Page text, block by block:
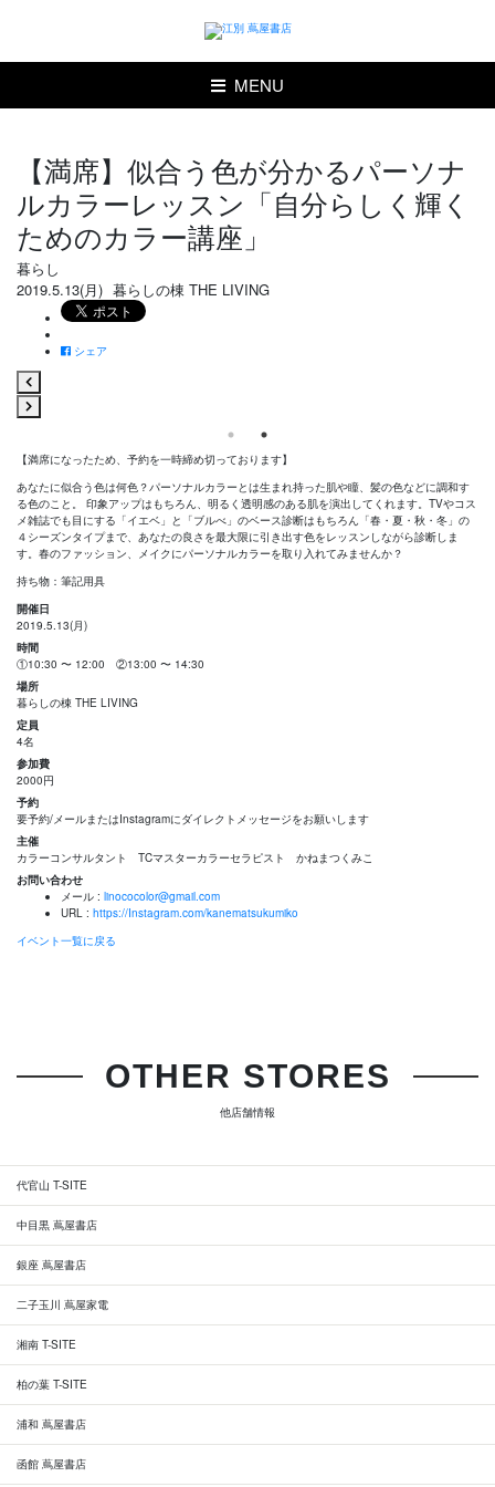
MENU
【満席】似合う色が分かるパーソナ
ルカラーレッスン「自分らしく輝く
ためのカラー講座」
暮らし
2019.5.13(月) 暮らしの棟 THE LIVING
シェア
【満席になったため、予約を一時締め切っております】
あなたに似合う色は何色？パーソナルカラーとは生まれ持った肌や瞳、髪の色などに調和す
る色のこと。 印象アップはもちろん、明るく透明感のある肌を演出してくれます。TVやコス
メ雑誌でも目にする「イエベ」と「ブルべ」のベース診断はもちろん「春・夏・秋・冬」の
４シーズンタイプまで、あなたの良さを最大限に引き出す色をレッスンしながら診断しま
す。春のファッション、メイクにパーソナルカラーを取り入れてみませんか？
持ち物：筆記用具
開催日
2019.5.13(月)
時間
①10:30 〜 12:00 ②13:00 〜 14:30
場所
暮らしの棟 THE LIVING
定員
4名
参加費
2000円
予約
要予約/メールまたはInstagramにダイレクトメッセージをお願いします
主催
カラーコンサルタント TCマスターカラーセラピスト かねまつくみこ
お問い合わせ
メール : linococolor@gmail.com
URL : https://Instagram.com/kanematsukumiko
イベント一覧に戻る
OTHER STORES
他店舗情報
代官山 T-SITE
中目黒 蔦屋書店
銀座 蔦屋書店
二子玉川 蔦屋家電
湘南 T-SITE
柏の葉 T-SITE
浦和 蔦屋書店
函館 蔦屋書店